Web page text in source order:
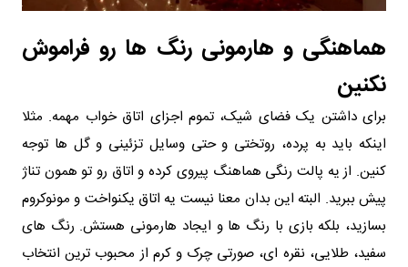
هماهنگی و هارمونی رنگ ها رو فراموش
نکنین
برای داشتن یک فضای شیک، تموم اجزای اتاق خواب مهمه. مثلا
اینکه باید به پرده، روتختی و حتی وسایل تزئینی و گل ها توجه
کنین. از یه پالت رنگی هماهنگ پیروی کرده و اتاق رو تو همون تناژ
پیش ببرید. البته این بدان معنا نیست یه اتاق یکنواخت و مونوکروم
بسازید، بلکه بازی با رنگ ها و ایجاد هارمونی هستش. رنگ های
سفید، طلایی، نقره ای، صورتی چرک و کرم از محبوب ترین انتخاب